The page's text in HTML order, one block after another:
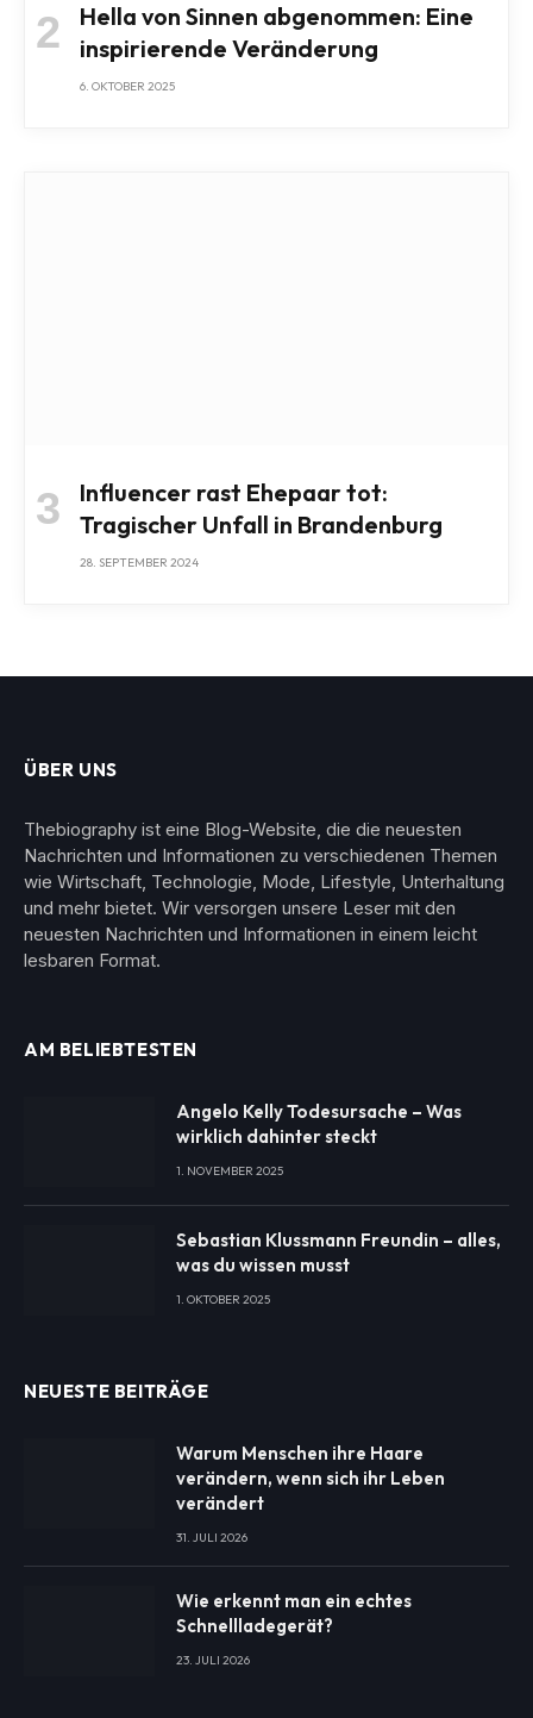
Hella von Sinnen abgenommen: Eine
inspirierende Veränderung
6. OKTOBER 2025
Influencer rast Ehepaar tot:
Tragischer Unfall in Brandenburg
28. SEPTEMBER 2024
ÜBER UNS
Thebiography ist eine Blog-Website, die die neuesten
Nachrichten und Informationen zu verschiedenen Themen
wie Wirtschaft, Technologie, Mode, Lifestyle, Unterhaltung
und mehr bietet. Wir versorgen unsere Leser mit den
neuesten Nachrichten und Informationen in einem leicht
lesbaren Format.
AM BELIEBTESTEN
Angelo Kelly Todesursache – Was
wirklich dahinter steckt
1. NOVEMBER 2025
Sebastian Klussmann Freundin – alles,
was du wissen musst
1. OKTOBER 2025
NEUESTE BEITRÄGE
Warum Menschen ihre Haare
verändern, wenn sich ihr Leben
verändert
31. JULI 2026
Wie erkennt man ein echtes
Schnellladegerät?
23. JULI 2026